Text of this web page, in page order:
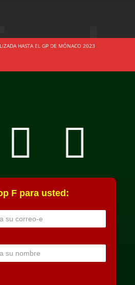
HASTA EL GP DE MÓNACO 2023
F para usted: